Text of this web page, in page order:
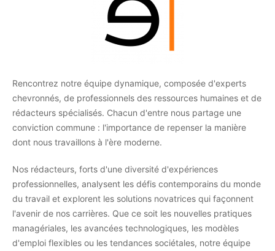
Rencontrez notre équipe dynamique, composée d'experts
chevronnés, de professionnels des ressources humaines et de
rédacteurs spécialisés. Chacun d'entre nous partage une
conviction commune : l'importance de repenser la manière
dont nous travaillons à l'ère moderne.
Nos rédacteurs, forts d'une diversité d'expériences
professionnelles, analysent les défis contemporains du monde
du travail et explorent les solutions novatrices qui façonnent
l'avenir de nos carrières. Que ce soit les nouvelles pratiques
managériales, les avancées technologiques, les modèles
d'emploi flexibles ou les tendances sociétales, notre équipe